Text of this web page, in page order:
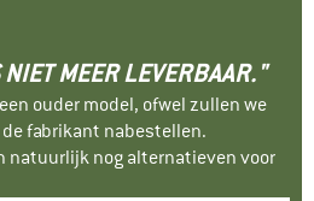
MEER LEVERBAAR."
ouder model, ofwel zullen we
fabrikant nabestellen.
natuurlijk nog alternatieven voor